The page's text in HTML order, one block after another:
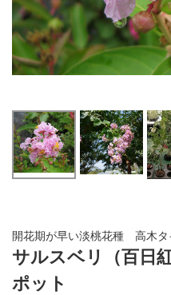
開花期が早い淡桃花種 高木タ
サルスベリ（百日
ポット